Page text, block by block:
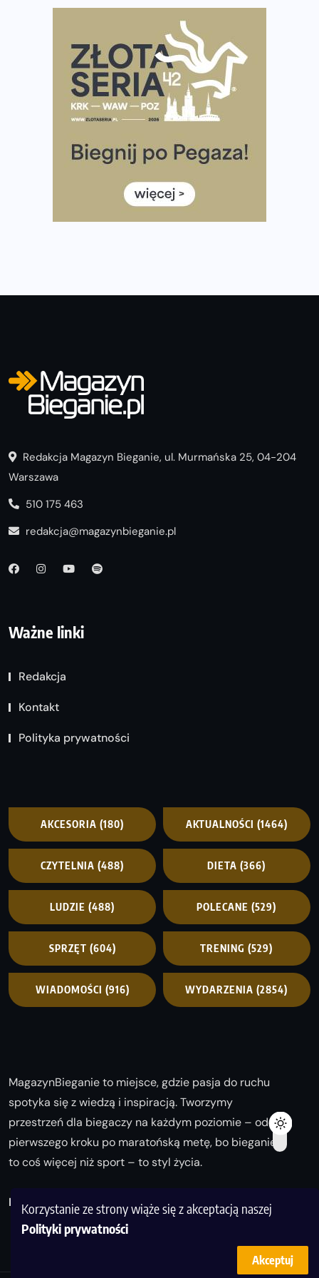
Korzystanie ze strony wiąże się z akceptacją naszej
Polityki prywatności
Akceptuj
Największy Bieg Powstania Warszawskiego w historii.
Ponad 12 tysięcy uczestników pobiegło dla Bohaterów!
Tętno vs tempo – czym kierować się w bieganiu?
Co ma dużo białka? Produkty, które warto włączyć do
Rozbiegany Olsztyn szykuje się na weekend z
Już w tę sobotę 35. Bieg Powstania Warszawskiego.
Wystartuje rekordowa liczba uczestników
35. Bieg Powstania Warszawskiego – praktyczny
poradnik przed startem
Redakcja Magazyn Bieganie, ul. Murmańska 25, 04-204
Warszawa
510 175 463
redakcja@magazynbieganie.pl
Ważne linki
Redakcja
Kontakt
Polityka prywatności
AKCESORIA (180) AKTUALNOŚCI (1464)
CZYTELNIA (488) DIETA (366)
LUDZIE (488) POLECANE (529)
SPRZĘT (604) TRENING (529)
WIADOMOŚCI (916) WYDARZENIA (2854)
MagazynBieganie to miejsce, gdzie pasja do ruchu
spotyka się z wiedzą i inspiracją. Tworzymy
przestrzeń dla biegaczy na każdym poziomie – od
pierwszego kroku po maratońską metę, bo bieganie
to coś więcej niż sport – to styl życia.
Biegaj z nami i odkrywaj swoją najlepszą wersję!